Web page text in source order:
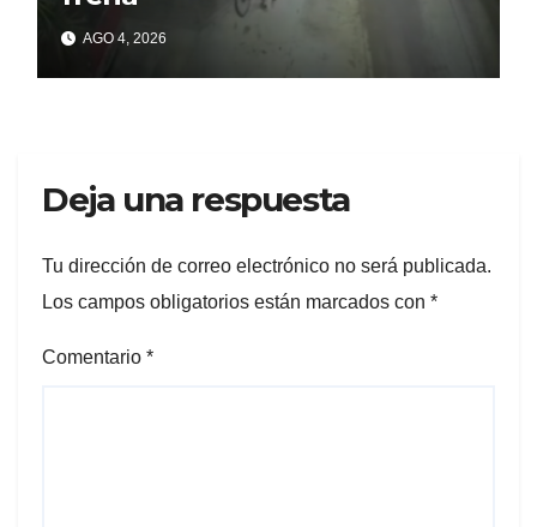
AGO 4, 2026
Deja una respuesta
Tu dirección de correo electrónico no será publicada.
Los campos obligatorios están marcados con *
Comentario *